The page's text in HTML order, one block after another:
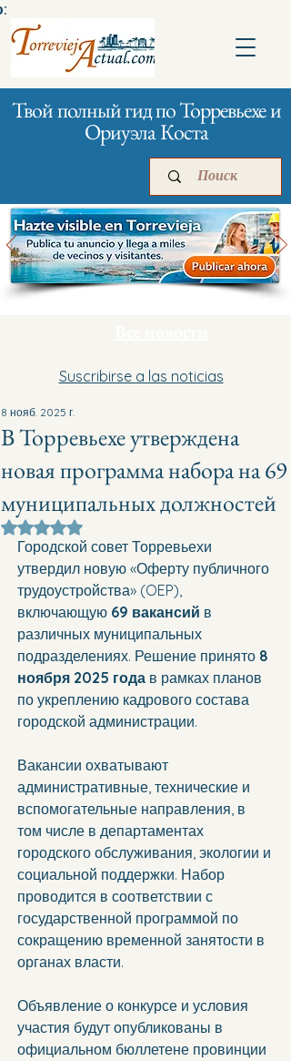
Твой полный гид по Торревьехе и
Ориуэла Коста
Главная Реклама
Suscribirse a las noticias
В Торревьехе утверждена
новая программа набора на 69
муниципальных должностей
8 нояб. 2025 г.
Оценка: не число из 5 звезд.
Городской совет Торревьехи
утвердил новую «Оферту публичного
трудоустройства» (OEP),
включающую 69 вакансий в
различных муниципальных
подразделениях. Решение принято 8
ноября 2025 года в рамках планов
по укреплению кадрового состава
городской администрации.
Вакансии охватывают
административные, технические и
вспомогательные направления, в
том числе в департаментах
городского обслуживания, экологии и
социальной поддержки. Набор
проводится в соответствии с
государственной программой по
сокращению временной занятости в
органах власти.
Объявление о конкурсе и условия
участия будут опубликованы в
официальном бюллетене провинции